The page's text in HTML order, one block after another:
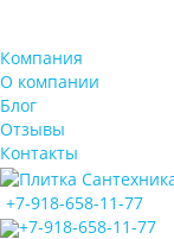
Компания
О компании
Блог
Отзывы
Контакты
+7-918-658-11-77
+7-918-658-11-77